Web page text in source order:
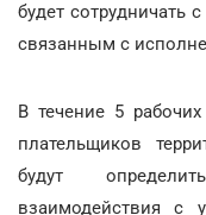
будет сотрудничать
связанным с
В течение 5
плательщиков
будут
взаимодействия с